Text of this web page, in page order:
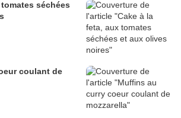
séchées
coulant de